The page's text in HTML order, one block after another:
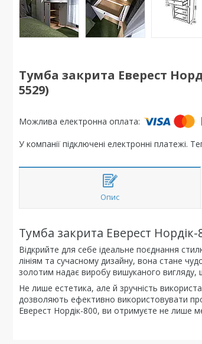
Тумба закрита Еверест
5529)
У компанії підключені електронні
Опис
Тумба закрита Еверест Нордік-
Відкрийте для себе ідеальне поєднання
лініям та сучасному дизайну, вона стане
золотим надає виробу вишуканого вигляду,
Не лише естетика, але й зручність
дозволяють ефективно використовувати
Еверест Нордік-800, ви отримуєте не лише